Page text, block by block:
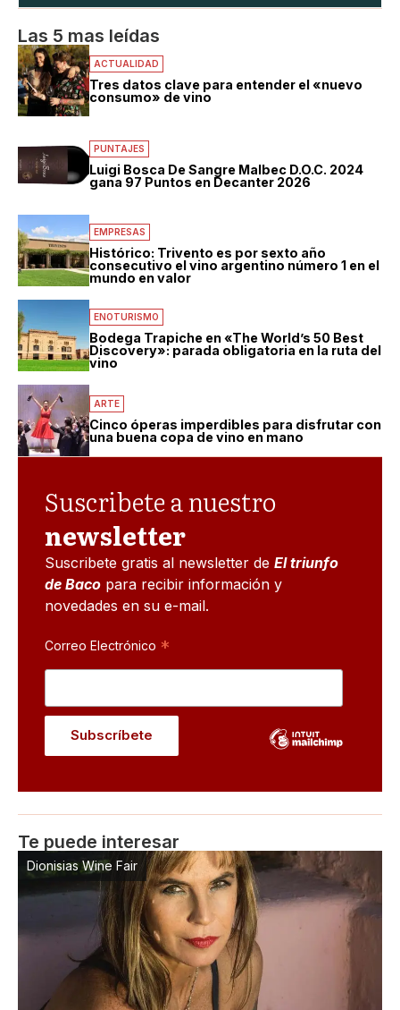
Las 5 mas leídas
ACTUALIDAD
Tres datos clave para entender el «nuevo
consumo» de vino
PUNTAJES
Luigi Bosca De Sangre Malbec D.O.C. 2024
gana 97 Puntos en Decanter 2026
EMPRESAS
Histórico: Trivento es por sexto año
consecutivo el vino argentino número 1 en el
mundo en valor
ENOTURISMO
Bodega Trapiche en «The World’s 50 Best
Discovery»: parada obligatoria en la ruta del
vino
ARTE
Cinco óperas imperdibles para disfrutar con
una buena copa de vino en mano
Suscribete a nuestro
newsletter
Suscribete gratis al newsletter de El triunfo
de Baco para recibir información y
novedades en su e-mail.
Correo Electrónico *
Te puede interesar
Dionisias Wine Fair